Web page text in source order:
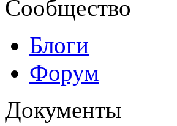
Сообщество
Блоги
Форум
Документы